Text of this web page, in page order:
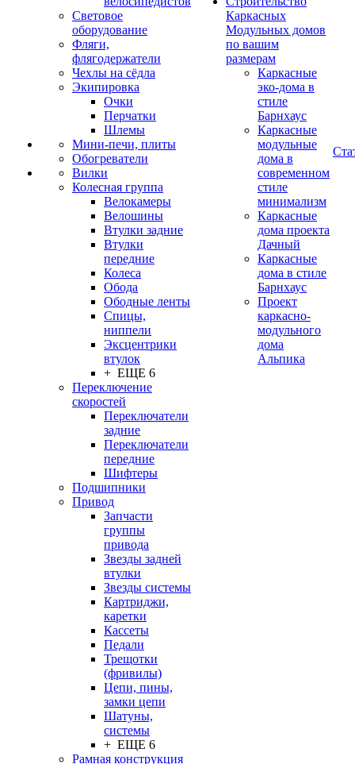
Световое
оборудование
Фляги,
флягодержатели
Чехлы на сёдла
Экипировка
Очки
Перчатки
Шлемы
Мини-печи, плиты
Обогреватели
Вилки
Колесная группа
Велокамеры
Велошины
Втулки задние
Втулки
передние
Колеса
Обода
Ободные ленты
Спицы,
ниппели
Эксцентрики
втулок
+ ЕЩЕ 6
Переключение
скоростей
Переключатели
задние
Переключатели
передние
Шифтеры
Подшипники
Привод
Запчасти
группы
привода
Звезды задней
втулки
Звезды системы
Картриджи,
каретки
Кассеты
Педали
Трещотки
(фривилы)
Цепи, пины,
замки цепи
Шатуны,
системы
+ ЕЩЕ 6
Рамная конструкция
Каркасных
Модульных домов
по вашим
размерам
Каркасные
эко-дома в
стиле
Барнхаус
Каркасные
модульные
дома в
современном
стиле
минимализм
Каркасные
дома проекта
Дачный
Каркасные
дома в стиле
Барнхаус
Проект
каркасно-
модульного
дома
Альпика